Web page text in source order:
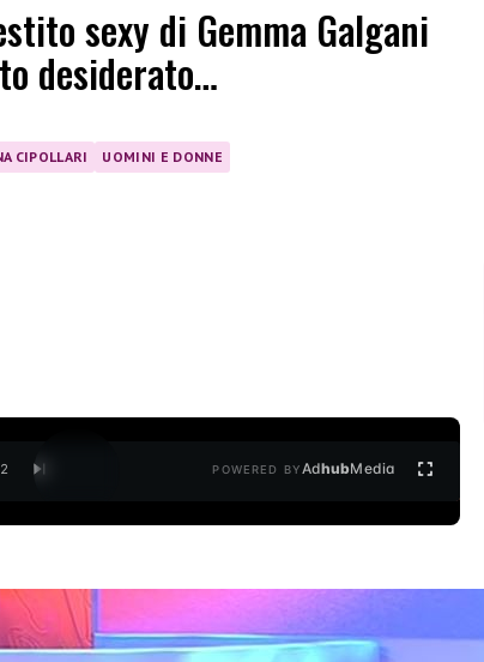
sexy di Gemma Galgani
desiderato…
CIPOLLARI UOMINI E DONNE
2 POWERED BYAdhubMedia